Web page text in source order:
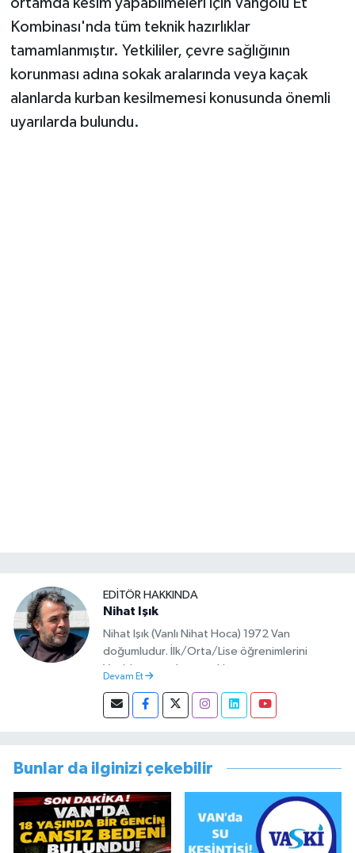
Kombinası'nda tüm teknik hazırlıklar
tamamlanmıştır. Yetkililer, çevre sağlığının
korunması adına sokak aralarında veya kaçak
alanlarda kurban kesilmemesi konusunda önemli
uyarılarda bulundu.
EDITÖR HAKKINDA
Nihat Işık
Nihat Işık (Vanlı Nihat Hoca) 1972 Van
doğumludur. İlk/Orta/Lise öğrenimlerini
Van’da tamamlamıştır. Hacettepe mezunu
başlamıştır. Asteğmen olarak yaptığı vatani
görevi dönüşü Van Sosyal Hizmetler İl
görevini yürütürken istifa edip sosyal medyayı
tercih etmiştir.
Devam Et
Bunlar da ilginizi çekebilir